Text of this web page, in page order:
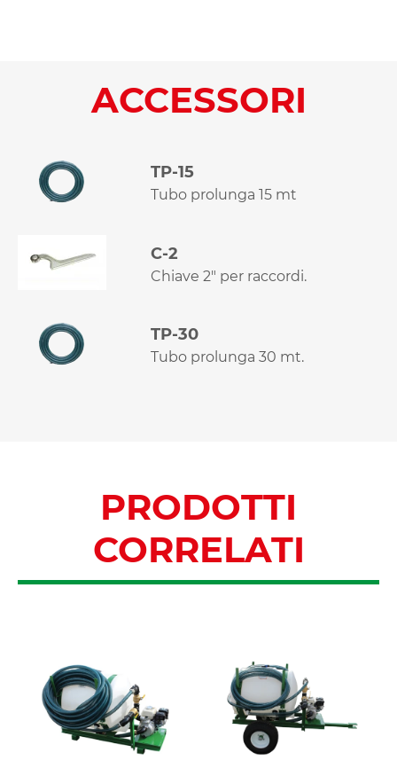
ACCESSORI
TP-15
Tubo prolunga 15 mt
C-2
Chiave 2" per raccordi.
TP-30
Tubo prolunga 30 mt.
PRODOTTI
CORRELATI